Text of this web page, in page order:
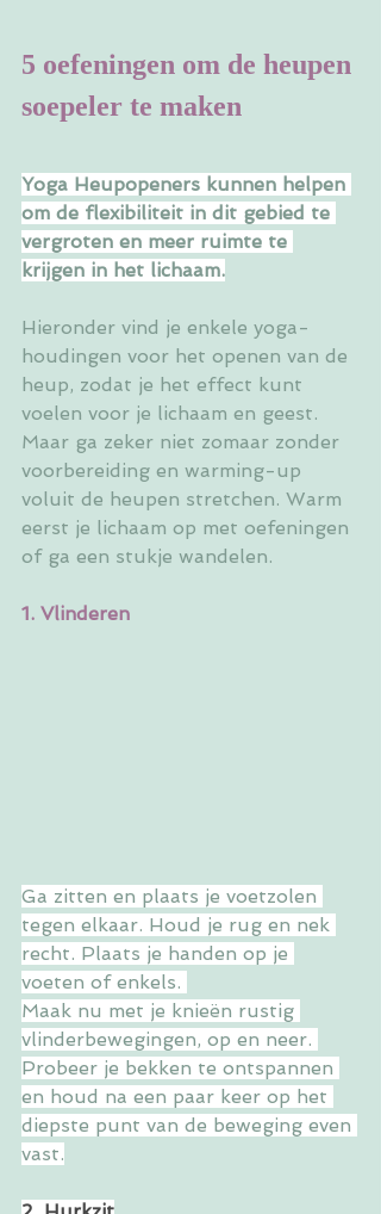
5 oefeningen om de heupen
soepeler te maken
Yoga Heupopeners kunnen helpen
om de flexibiliteit in dit gebied te
vergroten en meer ruimte te
krijgen in het lichaam.
Hieronder vind je enkele yoga-
houdingen voor het openen van de
heup, zodat je het effect kunt
voelen voor je lichaam en geest.
Maar ga zeker niet zomaar zonder
voorbereiding en warming-up
voluit de heupen stretchen. Warm
eerst je lichaam op met oefeningen
of ga een stukje wandelen.
1. Vlinderen
Ga zitten en plaats je voetzolen
tegen elkaar. Houd je rug en nek
recht. Plaats je handen op je
voeten of enkels.
Maak nu met je knieën rustig
vlinderbewegingen, op en neer.
Probeer je bekken te ontspannen
en houd na een paar keer op het
diepste punt van de beweging even
vast.